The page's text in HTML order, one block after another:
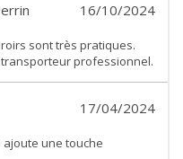
16/10/2024
sont très pratiques.
transporteur professionnel.
17/04/2024
ajoute une touche